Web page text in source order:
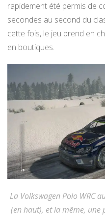
rapidement été permis de
secondes au second du
cette fois, le jeu prend en
en boutiques.
La Volkswagen Polo WRC
(en haut), et la même, une